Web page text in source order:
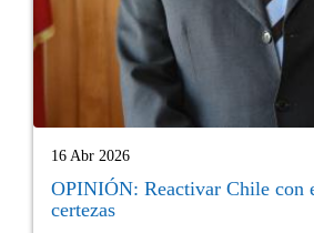
16 Abr 2026
OPINIÓN: Reactivar Chile con
certezas